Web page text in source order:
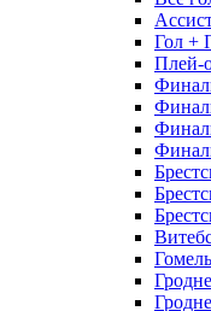
Гол +
Плей-